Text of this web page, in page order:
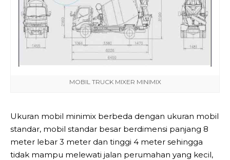
MOBIL TRUCK MIXER MINIMIX
Ukuran mobil minimix berbeda dengan ukuran mobil
standar, mobil standar besar berdimensi panjang 8
meter lebar 3 meter dan tinggi 4 meter sehingga
tidak mampu melewati jalan perumahan yang kecil,